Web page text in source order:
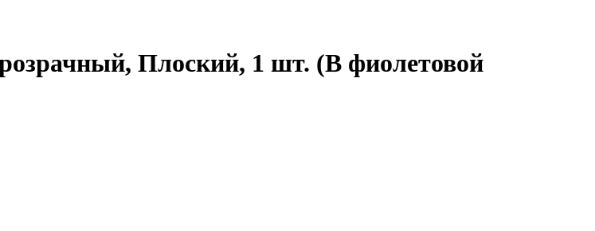
Плоский, 1 шт. (В фиолетовой